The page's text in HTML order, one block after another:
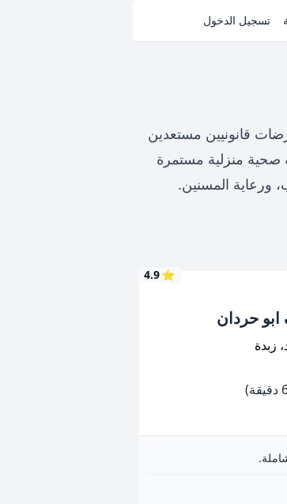
تسجيل الدخول
قانونيين مستعدين
صحية منزلية مستمرة
ورعاية المسنين.
⭐
4.9
حردان
زبدة